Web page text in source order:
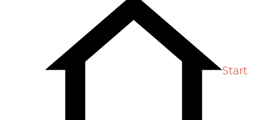
Start
Arzneimittelversorgung
Pharmazie
06. Juli 2026 Zugriffe: 68
Bewertung: /